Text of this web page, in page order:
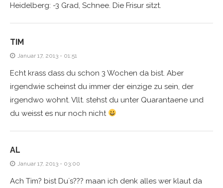
Heidelberg: -3 Grad, Schnee. Die Frisur sitzt.
TIM
Januar 17, 2013 - 01:51
Echt krass dass du schon 3 Wochen da bist. Aber
irgendwie scheinst du immer der einzige zu sein, der
irgendwo wohnt. Vllt. stehst du unter Quarantaene und
du weisst es nur noch nicht
AL
Januar 17, 2013 - 03:00
Ach Tim? bist Du´s??? maan ich denk alles wer klaut da